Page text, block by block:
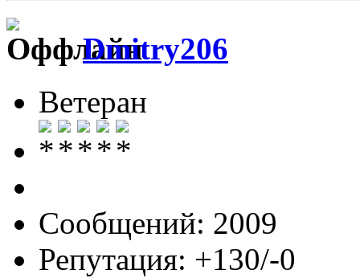
Dmitry206
Ветеран
Сообщений: 2009
Репутация: +130/-0